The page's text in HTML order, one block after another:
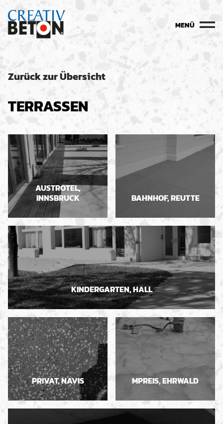
MENÜ
Zurück zur Übersicht
TERRASSEN
AUSTROTEL,
INNSBRUCK
BAHNHOF, REUTTE
KINDERGARTEN, HALL
PRIVAT, NAVIS MPREIS, EHRWALD